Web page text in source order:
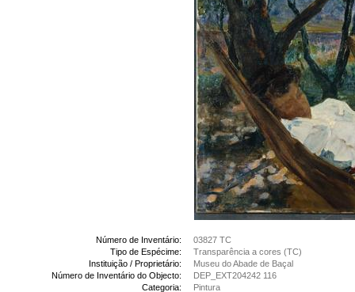
Número de Inventário:
03827 TC
Tipo de Espécime:
Transparência a cores (TC)
Instituição / Proprietário:
Museu do Abade de Baçal
Número de Inventário do Objecto:
DEP_EXT204242 116
Categoria:
Pintura